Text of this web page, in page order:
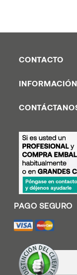
CONTACTO
INFORMACIÓN